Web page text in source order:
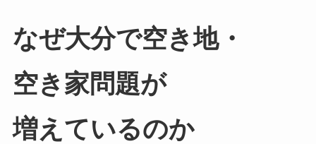
なぜ​大分で​空き地・​
空き家問題が​
増えているのか